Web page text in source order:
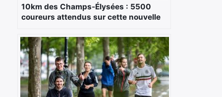
10km des Champs-Élysées : 5500
coureurs attendus sur cette nouvelle